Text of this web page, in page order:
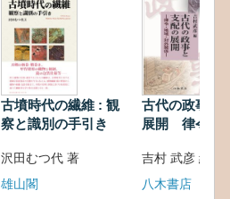
古墳時代の繊維 : 観
察と識別の手引き
沢田むつ代 著
雄山閣
古代の政事と
展開 律令・
吉村 武彦 編集
八木書店